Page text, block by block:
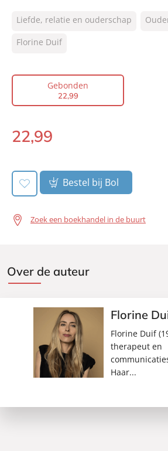
NUR:
012
Type:
Prijs:
22,99
Aantal pagina's:
Uitgever:
Lev.
Liefde, relatie en ouderschap
Florine Duif
Gebonden
22,99
Gebonden:
22,99
Bestel bij Bol
Zoek een boekhandel in de buurt
Over de auteur
Florine
Florine Duif
therapeut en
Haar...